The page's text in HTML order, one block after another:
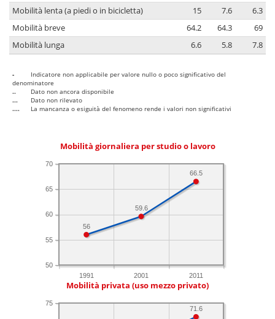
Mobilità lenta (a piedi o in bicicletta)
15 7.6
6.3
Mobilità breve
64.2 64.3
69
Mobilità lunga
6.6 5.8 7.8
-
Indicatore non applicabile per valore nullo o poco significativo del
denominatore
..
Dato non ancora disponibile
...
Dato non rilevato
....
La mancanza o esiguità del fenomeno rende i valori non significativi
Mobilità giornaliera per studio o lavoro
1991 2001 2011
50
55
60
65
70
66.5
59.6
56
Mobilità privata (uso mezzo privato)
75
71.6